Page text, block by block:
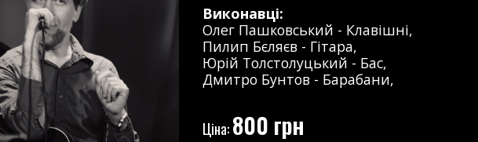
Виконавці:
Олег Пашковський - Клавішні,
Пилип Бєляєв - Гітара,
Юрій Толстолуцький - Бас,
Дмитро Бунтов - Барабани,
Ціна:800 грн